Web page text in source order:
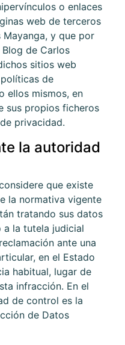
o enlaces
web de terceros
Mayanga, y que por
Blog de Carlos
sitios web
de
ellos mismos, en
sus propios ficheros
privacidad.
la autoridad
que existe
la normativa vigente
tratando sus datos
a la tutela judicial
ante una
en el Estado
habitual, lugar de
infracción. En el
de control es la
de Datos